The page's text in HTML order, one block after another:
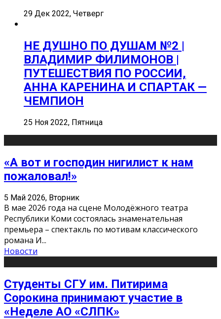
29 Дек 2022, Четверг
НЕ ДУШНО ПО ДУШАМ №2 |
ВЛАДИМИР ФИЛИМОНОВ |
ПУТЕШЕСТВИЯ ПО РОССИИ,
АННА КАРЕНИНА И СПАРТАК —
ЧЕМПИОН
25 Ноя 2022, Пятница
«А вот и господин нигилист к нам
пожаловал!»
5 Май 2026, Вторник
В мае 2026 года на сцене Молодёжного театра
Республики Коми состоялась знаменательная
премьера – спектакль по мотивам классического
романа И...
Новости
Студенты СГУ им. Питирима
Сорокина принимают участие в
«Неделе АО «СЛПК»